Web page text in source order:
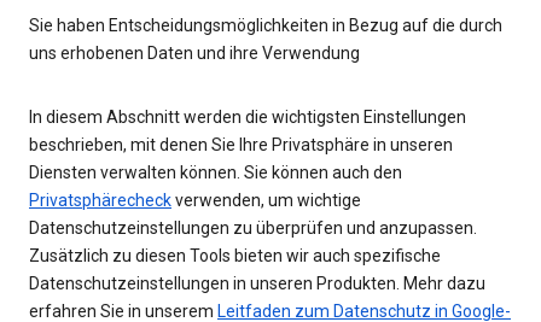
Sie haben Entscheidungsmöglichkeiten in Bezug auf die durch
uns erhobenen Daten und ihre Verwendung
In diesem Abschnitt werden die wichtigsten Einstellungen
beschrieben, mit denen Sie Ihre Privatsphäre in unseren
Diensten verwalten können. Sie können auch den
Privatsphärecheckverwenden, um wichtige
Datenschutzeinstellungen zu überprüfen und anzupassen.
Zusätzlich zu diesen Tools bieten wir auch spezifische
Datenschutzeinstellungen in unseren Produkten. Mehr dazu
erfahren Sie in unserem Leitfaden zum Datenschutz in Google-